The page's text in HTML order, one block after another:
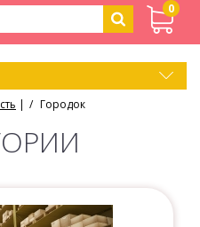
0
| Городок